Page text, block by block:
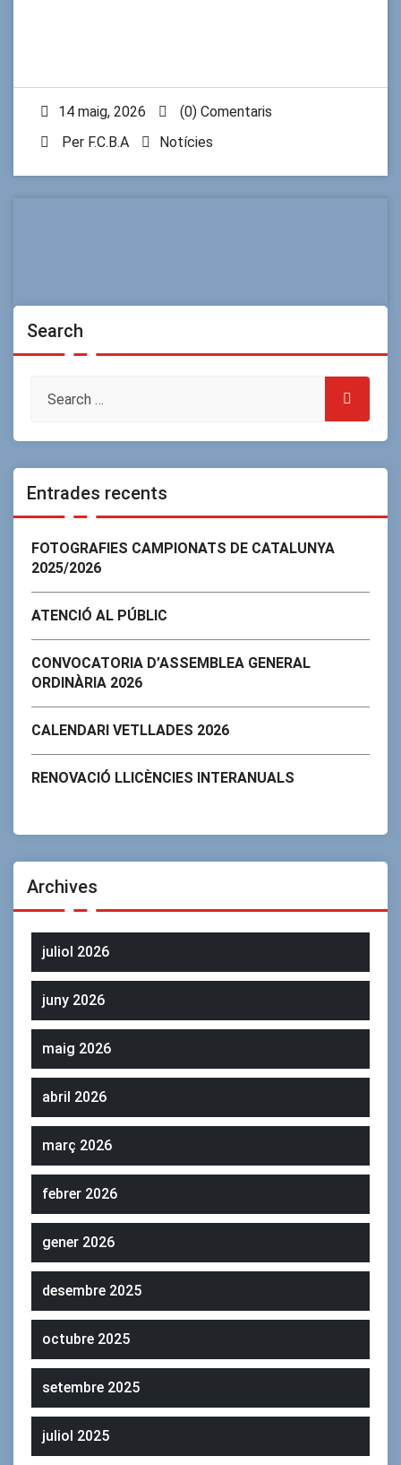
14 maig, 2026
(0) Comentaris
Per F.C.B.A Notícies
Search
Entrades recents
FOTOGRAFIES CAMPIONATS DE CATALUNYA
2025/2026
ATENCIÓ AL PÚBLIC
CONVOCATORIA D’ASSEMBLEA GENERAL
ORDINÀRIA 2026
CALENDARI VETLLADES 2026
RENOVACIÓ LLICÈNCIES INTERANUALS
Archives
juliol 2026
juny 2026
maig 2026
abril 2026
març 2026
febrer 2026
gener 2026
desembre 2025
octubre 2025
setembre 2025
juliol 2025